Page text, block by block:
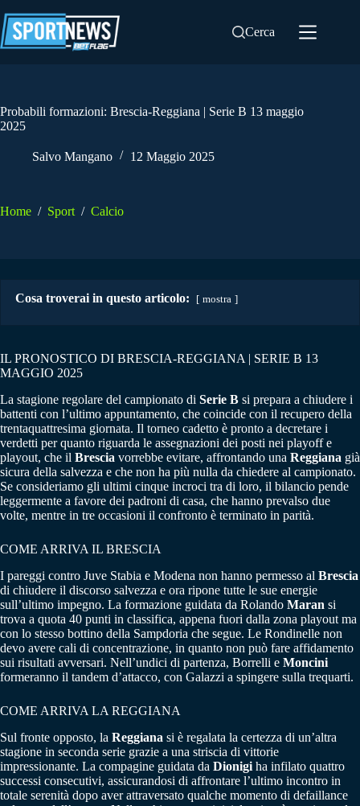
al
contenuto
Cerca
Probabili formazioni: Brescia-Reggiana | Serie B 13 maggio
2025
Salvo Mangano 12 Maggio 2025
Home / Sport / Calcio
Cosa troverai in questo articolo: mostra
IL PRONOSTICO DI BRESCIA-REGGIANA | SERIE B 13
MAGGIO 2025
La stagione regolare del campionato di Serie B si prepara a chiudere i
battenti con l’ultimo appuntamento, che coincide con il recupero della
trentaquattresima giornata. Il torneo cadetto è pronto a decretare i
verdetti per quanto riguarda le assegnazioni dei posti nei playoff e
playout, che il Brescia vorrebbe evitare, affrontando una Reggiana già
sicura della salvezza e che non ha più nulla da chiedere al campionato.
Se consideriamo gli ultimi cinque incroci tra di loro, il bilancio pende
leggermente a favore dei padroni di casa, che hanno prevalso due
volte, mentre in tre occasioni il confronto è terminato in parità.
COME ARRIVA IL BRESCIA
I pareggi contro Juve Stabia e Modena non hanno permesso al Brescia
di chiudere il discorso salvezza e ora ripone tutte le sue energie
sull’ultimo impegno. La formazione guidata da Rolando Maran si
trova a quota 40 punti in classifica, appena fuori dalla zona playout ma
con lo stesso bottino della Sampdoria che segue. Le Rondinelle non
devo avere cali di concentrazione, in quanto non può fare affidamento
sui risultati avversari. Nell’undici di partenza, Borrelli e Moncini
formeranno il tandem d’attacco, con Galazzi a spingere sulla trequarti.
COME ARRIVA LA REGGIANA
Sul fronte opposto, la Reggiana si è regalata la certezza di un’altra
stagione in seconda serie grazie a una striscia di vittorie
impressionante. La compagine guidata da Dionigi ha infilato quattro
successi consecutivi, assicurandosi di affrontare l’ultimo incontro in
totale serenità dopo aver attraversato qualche momento di defaillance